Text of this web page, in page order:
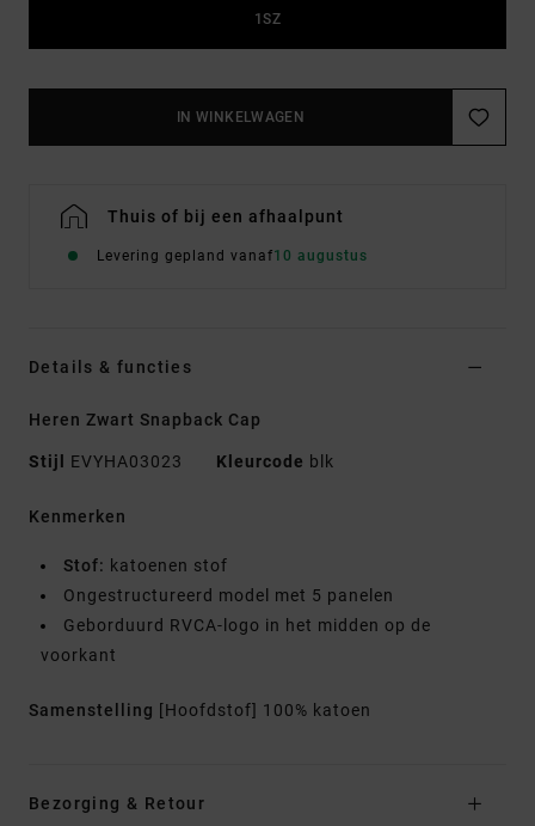
1SZ
IN WINKELWAGEN
Thuis of bij een afhaalpunt
Levering gepland vanaf10 augustus
Details & functies
Heren Zwart Snapback Cap
Stijl EVYHA03023 Kleurcode blk
Kenmerken
Stof: katoenen stof
Ongestructureerd model met 5 panelen
Geborduurd RVCA-logo in het midden op de
voorkant
Samenstelling [Hoofdstof] 100% katoen
Bezorging & Retour